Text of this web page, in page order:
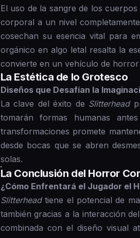
El uso de la sangre de los
corporal a un nivel
cosechan su esencia vital para
orgánico en algo letal resalta la
convierte en un vehículo de
La Estética de lo Grotesco
Diseños que Desafían la
La clave del éxito de Slitterhead
tomarán formas humanas
transformaciones promete
desde bocas que se abren
solas.
La Conclusión del Horror
¿Cómo Enfrentará el Jugador el
Slitterheadtiene el potencial de
también gracias a la interacción
combinada con el diseño visual